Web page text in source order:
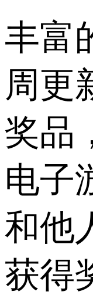
丰富
周更
奖品
电子
和他
获得